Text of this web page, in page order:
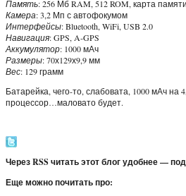
Память: 256 Мб RAM, 512 ROM, карта
Камера: 3,2 Мп с автофокумом
Интерфейсы: Bluetooth, WiFi, USB 2.0
Навигация: GPS, A-GPS
Аккумулятор: 1000 мАч
Размеры: 70х129х9,9 мм
Вес: 129 грамм
Батарейка, чего-то, слабовата, 1000 мАч
процессор…маловато будет.
Через RSS читать этот блог удобнее —
Еще можно почитать про: